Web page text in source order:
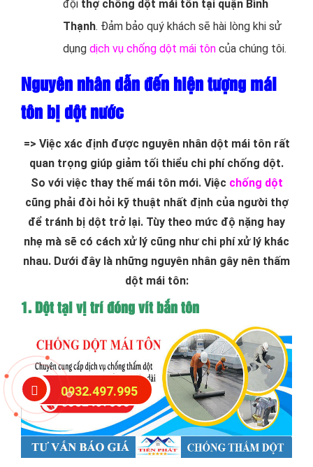
đội thợ chống dột mái tôn tại quận Bình
Thạnh. Đảm bảo quý khách sẽ hài lòng khi sử
dụng dịch vụ chống dột mái tôn của chúng tôi.
Nguyên nhân dẫn đến hiện tượng mái
tôn bị dột nước
=> Việc xác định được nguyên nhân dột mái tôn rất
quan trọng giúp giảm tối thiểu chi phí chống dột.
So với việc thay thế mái tôn mới. Việc chống dột
cũng phải đòi hỏi kỹ thuật nhất định của người thợ
để tránh bị dột trở lại. Tùy theo mức độ nặng hay
nhẹ mà sẽ có cách xử lý cũng như chi phí xử lý khác
nhau. Dưới đây là những nguyên nhân gây nên thấm
dột mái tôn:
1. Dột tại vị trí đóng vít bắn tôn
0932.497.995